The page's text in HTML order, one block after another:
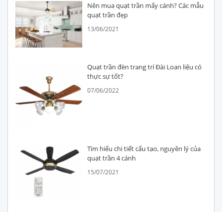
Nên mua quạt trần mấy cánh? Các mẫu
quạt trần đẹp
13/06/2021
Quạt trần đèn trang trí Đài Loan liệu có
thực sự tốt?
07/06/2022
Tìm hiểu chi tiết cấu tạo, nguyên lý của
quạt trần 4 cánh
15/07/2021